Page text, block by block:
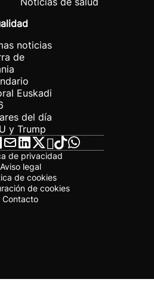
noticias
de
Euskadi
del día
y Trump
de privacidad
Aviso legal
de cookies
de cookies
Contacto